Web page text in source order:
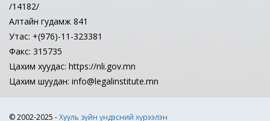
/14182/
Алтайн гудамж 841
Утас: +(976)-11-323381
Факс: 315735
Цахим хуудас: https://nli.gov.mn
Цахим шуудан: info@legalinstitute.mn
© 2002-2025 -Хууль зүйн үндэсний хүрээлэн